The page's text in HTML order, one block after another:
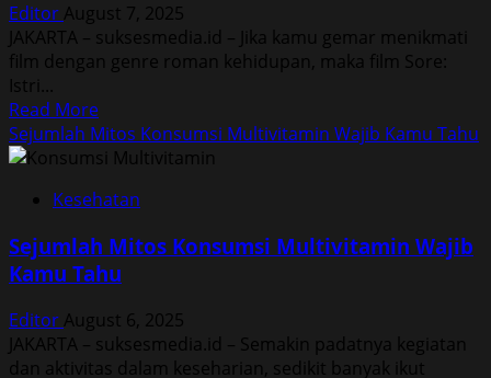
di
Dunia
Kerja
Editor August 7, 2025
JAKARTA – suksesmedia.id – Jika kamu gemar menikmati
film dengan genre roman kehidupan, maka film Sore:
Istri...
Read MoreRead
more
about
Fakta
Wajib
Kamu
dari
Film
Sejumlah Mitos Konsumsi Multivitamin Wajib Kamu Tahu
Kesehatan
Sejumlah Mitos Konsumsi Multivitamin Wajib
Kamu Tahu
Editor August 6, 2025
JAKARTA – suksesmedia.id – Semakin padatnya kegiatan
dan aktivitas dalam keseharian, sedikit banyak ikut